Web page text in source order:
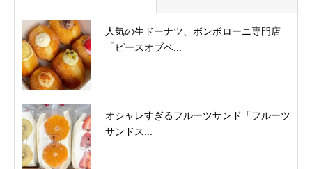
人気の生ドーナツ、ボンボローニ専門店
「ピースオブベ...
オシャレすぎるフルーツサンド「フルーツ
サンドス...